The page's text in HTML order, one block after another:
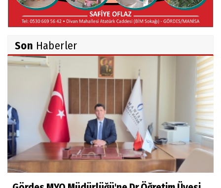
Belma Sebil'i Tanıyor Musunuz?
Ahmet İNCE
Beyaz Gömlekli Adam!
Prof.Dr.Ayşe İLKER
Adı Sanı Olmak
Eylül SEYHAN
Gezerken Zamanın Kollarındaki Ruhuma
Rastlamak
Son Haberler